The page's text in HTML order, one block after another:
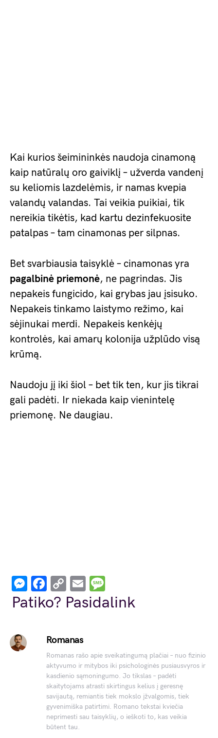
Kai kurios šeimininkės naudoja cinamoną
kaip natūralų oro gaiviklį – užverda vandenį
su keliomis lazdelėmis, ir namas kvepia
valandų valandas. Tai veikia puikiai, tik
nereikia tikėtis, kad kartu dezinfekuosite
patalpas – tam cinamonas per silpnas.
Bet svarbiausia taisyklė – cinamonas yra
pagalbinė priemonė, ne pagrindas. Jis
nepakeis fungicido, kai grybas jau įsisuko.
Nepakeis tinkamo laistymo režimo, kai
sėjinukai merdi. Nepakeis kenkėjų
kontrolės, kai amarų kolonija užplūdo visą
krūmą.
Naudoju jį iki šiol – bet tik ten, kur jis tikrai
gali padėti. Ir niekada kaip vienintelę
priemonę. Ne daugiau.
Messenger
Facebook
Copy
Link
Email
Patiko? Pasidalink
Romanas
Romanas rašo apie sveikatingumą plačiai – nuo fizinio
aktyvumo ir mitybos iki psichologinės pusiausvyros ir
kasdienio sąmoningumo. Jo tikslas – padėti
skaitytojams atrasti skirtingus kelius į geresnę
savijautą, remiantis tiek mokslo įžvalgomis, tiek
gyvenimiška patirtimi. Romano tekstai kviečia
neprimesti sau taisyklių, o ieškoti to, kas veikia
būtent tau.